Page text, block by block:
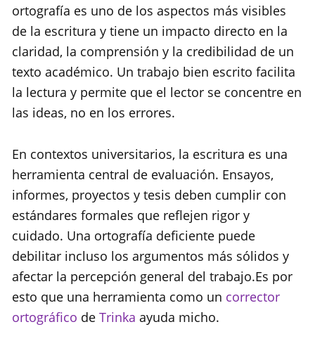
ortografía es uno de los aspectos más visibles
de la escritura y tiene un impacto directo en la
claridad, la comprensión y la credibilidad de un
texto académico. Un trabajo bien escrito facilita
la lectura y permite que el lector se concentre en
las ideas, no en los errores.
En contextos universitarios, la escritura es una
herramienta central de evaluación. Ensayos,
informes, proyectos y tesis deben cumplir con
estándares formales que reflejen rigor y
cuidado. Una ortografía deficiente puede
debilitar incluso los argumentos más sólidos y
afectar la percepción general del trabajo.Es por
esto que una herramienta como un corrector
ortográfico de Trinka ayuda micho.